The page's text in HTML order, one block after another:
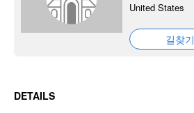
United States
길찾기
DETAILS